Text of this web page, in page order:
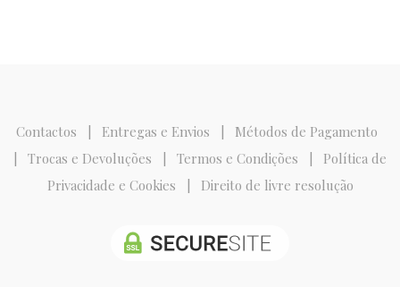
Contactos | Entregas e Envios | Métodos de Pagamento
| Trocas e Devoluções | Termos e Condições | Política de
Privacidade e Cookies | Direito de livre resolução